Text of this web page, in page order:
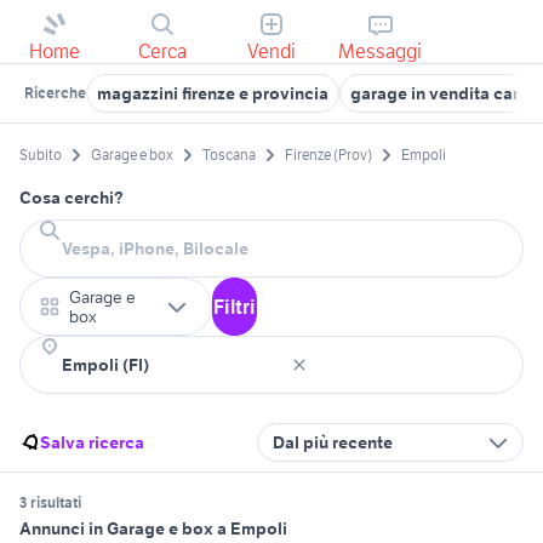
Home Cerca Vendi Messaggi
Ricerche magazzini firenze e provincia garage in vendita
Subito Garage e box Toscana Firenze (Prov) Empoli
Cosa cerchi?
Garage e
box
Filtri
Salva ricerca Dal più recente
3 risultati
Annunci in Garage e box a Empoli